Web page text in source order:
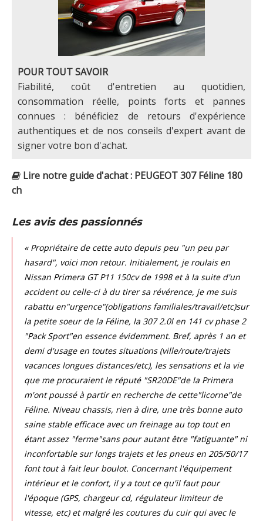
POUR TOUT SAVOIR
Fiabilité, coût d'entretien au quotidien,
consommation réelle, points forts et pannes
connues : bénéficiez de retours d'expérience
authentiques et de nos conseils d'expert avant de
signer votre bon d'achat.
Lire notre guide d'achat : PEUGEOT 307 Féline 180
ch
Les avis des passionnés
« Propriétaire de cette auto depuis peu "un peu par
hasard", voici mon retour. Initialement, je roulais en
Nissan Primera GT P11 150cv de 1998 et à la suite d'un
accident ou celle-ci à du tirer sa révérence, je me suis
rabattu en"urgence"(obligations familiales/travail/etc)sur
la petite soeur de la Féline, la 307 2.0l en 141 cv phase 2
"Pack Sport"en essence évidemment. Bref, après 1 an et
demi d'usage en toutes situations (ville/route/trajets
vacances longues distances/etc), les sensations et la vie
que me procuraient le réputé "SR20DE"de la Primera
m'ont poussé à partir en recherche de cette"licorne"de
Féline. Niveau chassis, rien à dire, une très bonne auto
saine stable efficace avec un freinage au top tout en
étant assez "ferme"sans pour autant être "fatiguante" ni
inconfortable sur longs trajets et les pneus en 205/50/17
font tout à fait leur boulot. Concernant l'équipement
intérieur et le confort, il y a tout ce qu'il faut pour
l'époque (GPS, chargeur cd, régulateur limiteur de
vitesse, etc) et malgré les coutures du cuir qui avec le